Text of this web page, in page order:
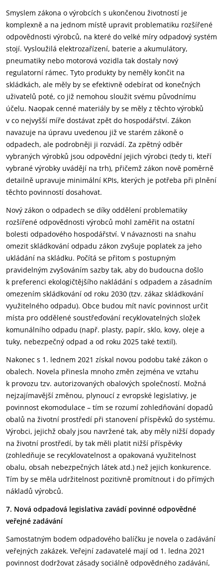
Smyslem zákona o výrobcích s ukončenou životností je
komplexně a na jednom místě upravit problematiku rozšířené
odpovědnosti výrobců, na které do velké míry odpadový systém
stojí. Vysloužilá elektrozařízení, baterie a akumulátory,
pneumatiky nebo motorová vozidla tak dostaly nový
regulatorní rámec. Tyto produkty by neměly končit na
skládkách, ale měly by se efektivně odebírat od konečných
uživatelů poté, co již nemohou sloužit svému původnímu
účelu. Naopak cenné materiály by se měly z těchto výrobků
v co nejvyšší míře dostávat zpět do hospodářství. Zákon
navazuje na úpravu uvedenou již ve starém zákoně o
odpadech, ale podrobněji ji rozvádí. Za zpětný odběr
vybraných výrobků jsou odpovědní jejich výrobci (tedy ti, kteří
vybrané výrobky uvádějí na trh), přičemž zákon nově poměrně
detailně upravuje minimální KPIs, kterých je potřeba při plnění
těchto povinností dosahovat.
Nový zákon o odpadech se díky oddělení problematiky
rozšířené odpovědnosti výrobců mohl zaměřit na ostatní
bolesti odpadového hospodářství. V návaznosti na snahu
omezit skládkování odpadu zákon zvyšuje poplatek za jeho
ukládání na skládku. Počítá se přitom s postupným
pravidelným zvyšováním sazby tak, aby do budoucna došlo
k preferenci ekologičtějšího nakládání s odpadem a zásadním
omezením skládkování od roku 2030 (tzv. zákaz skládkování
využitelného odpadu). Obce budou mít navíc povinnost určit
místa pro oddělené soustřeďování recyklovatelných složek
komunálního odpadu (např. plasty, papír, sklo, kovy, oleje a
tuky, nebezpečný odpad a od roku 2025 také textil).
Nakonec s 1. lednem 2021 získal novou podobu také zákon o
obalech. Novela přinesla mnoho změn zejména ve vztahu
k provozu tzv. autorizovaných obalových společností. Možná
nejzajímavější změnou, plynoucí z evropské legislativy, je
povinnost ekomodulace – tím se rozumí zohledňování dopadů
obalů na životní prostředí při stanovení příspěvků do systému.
Výrobci, jejichž obaly jsou navržené tak, aby měly nižší dopady
na životní prostředí, by tak měli platit nižší příspěvky
(zohledňuje se recyklovatelnost a opakovaná využitelnost
obalu, obsah nebezpečných látek atd.) než jejich konkurence.
Tím by se měla udržitelnost pozitivně promítnout i do přímých
nákladů výrobců.
7. Nová odpadová legislativa zavádí povinné odpovědné
veřejné zadávání
Samostatným bodem odpadového balíčku je novela o zadávání
veřejných zakázek. Veřejní zadavatelé mají od 1. ledna 2021
povinnost dodržovat zásady sociálně odpovědného zadávání,